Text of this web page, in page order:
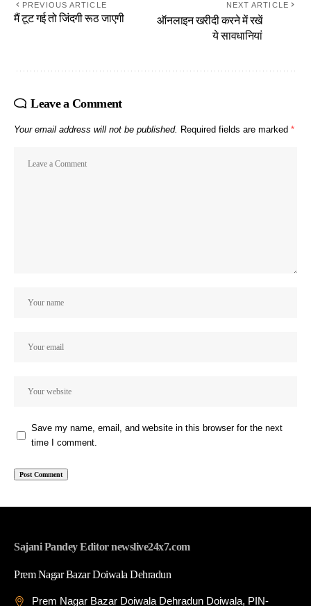
PREVIOUS ARTICLE
मैं टूट गई तो जिंदगी रूठ जाएगी
NEXT ARTICLE
ऑनलाइन खरीदी करने में रखें
ये सावधानियां
Leave a Comment
Your email address will not be published. Required fields are marked *
Save my name, email, and website in this browser for the next
time I comment.
Sajani Pandey Editor newslive24x7.com
Prem Nagar Bazar Doiwala Dehradun
Prem Nagar Bazar Doiwala Dehradun Doiwala, PIN-